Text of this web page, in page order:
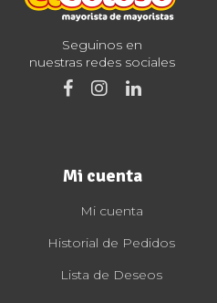
Seguinos en
nuestras redes sociales
Mi cuenta
Mi cuenta
Historial de Pedidos
Lista de Deseos